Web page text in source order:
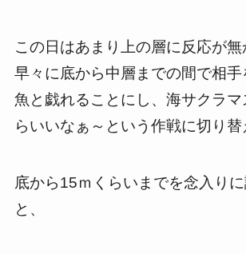
この日はあまり上の層に反応が無
早々に底から中層までの間で相手
魚と戯れることにし、海サクラマ
らいいなぁ～という作戦に切り替
底から15ｍくらいまでを念入り
と、